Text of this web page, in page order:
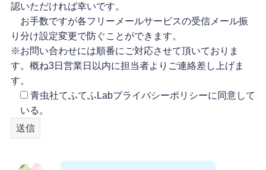
認いただければ幸いです。
お手数ですが各フリーメールサービスの受信メール振
り分け設定変更で防ぐことができます。
※お問い合わせには順番にご対応させて頂いておりま
す。概ね3日営業日以内に担当者よりご連絡差し上げま
す。
青虫社てふてふLabプライバシーポリシーに同意して
いる。